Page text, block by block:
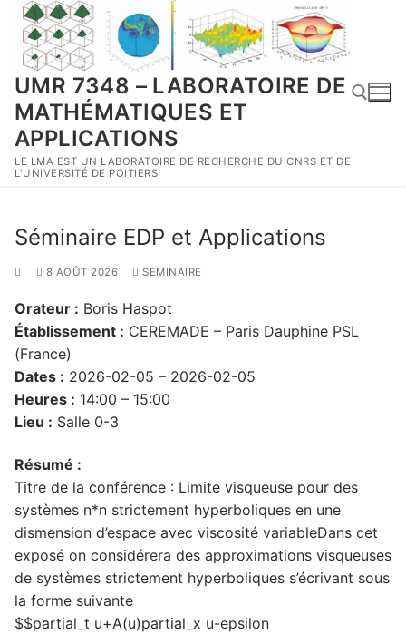
Aller
contenu
UMR 7348 – LABORATOIRE DE
MATHÉMATIQUES ET
APPLICATIONS
LE LMA EST UN LABORATOIRE DE RECHERCHE DU CNRS ET DE
L'UNIVERSITÉ DE POITIERS
Rechercher :
Séminaire EDP et Applications
8 AOÛT 2026 SEMINAIRE
Orateur : Boris Haspot
Établissement : CEREMADE – Paris Dauphine PSL
(France)
Dates : 2026-02-05 – 2026-02-05
Heures : 14:00 – 15:00
Lieu : Salle 0-3
Résumé :
Titre de la conférence : Limite visqueuse pour des
systèmes n*n strictement hyperboliques en une
dismension d’espace avec viscosité variableDans cet
exposé on considérera des approximations visqueuses
de systèmes strictement hyperboliques s’écrivant sous
la forme suivante
$$partial_t u+A(u)partial_x u-epsilon